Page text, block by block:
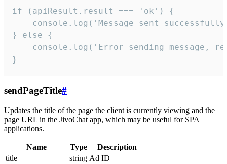
if (apiResult.result === 'ok') {
console.log('Message sent
} else {
console.log('Error sending message,
}
sendPageTitle#
Updates the title of the page the client is currently viewing and the
page URL in the JivoChat app, which may be useful for SPA
applications.
Name Type
Description
title
string Ad ID